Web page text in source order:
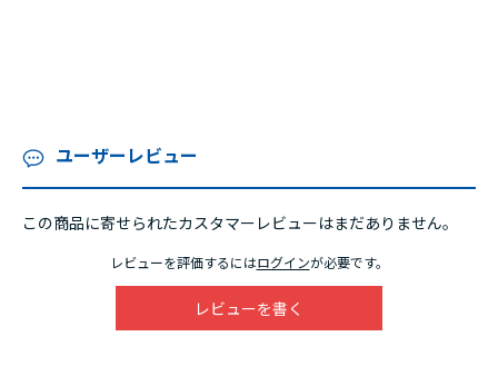
ユーザーレビュー
この商品に寄せられたカスタマーレビューはまだありません。
レビューを評価するにはログインが必要です。
レビューを書く